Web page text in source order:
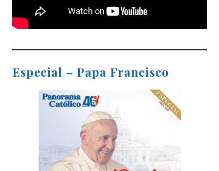
Especial – Papa Francisco